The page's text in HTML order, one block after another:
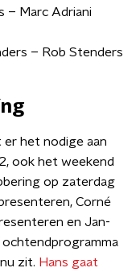
– Marc Adriani
– Rob Stenders
het nodige aan
ook het weekend
op zaterdag
Corné
en Jan-
ochtendprogramma
zit. Hans gaat